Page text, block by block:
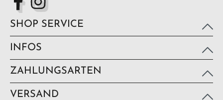
SHOP SERVICE
INFOS
ZAHLUNGSARTEN
VERSAND